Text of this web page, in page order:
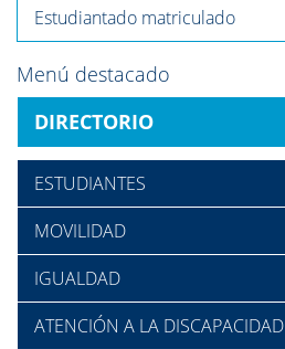
Estudiantado matriculado
Menú destacado
DIRECTORIO
ESTUDIANTES
MOVILIDAD
IGUALDAD
ATENCIÓN A LA DISCAPACIDAD